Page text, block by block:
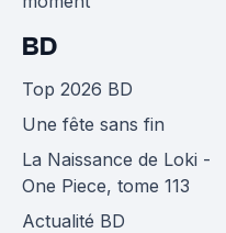
BD
Top 2026 BD
Une fête sans fin
La Naissance de Loki -
One Piece, tome 113
Actualité BD